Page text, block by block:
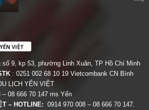
VIỆT
số 9, kp 53, phường Linh Xuân, TP Hồ Chí Minh
: 0251 002 68 10 19 Vietcombank CN Bình
LỊCH YẾN VIỆT
– 08 666 70 147 ms Yến
– HOTLINE: 0914 970 008 – 08 666 70 147.